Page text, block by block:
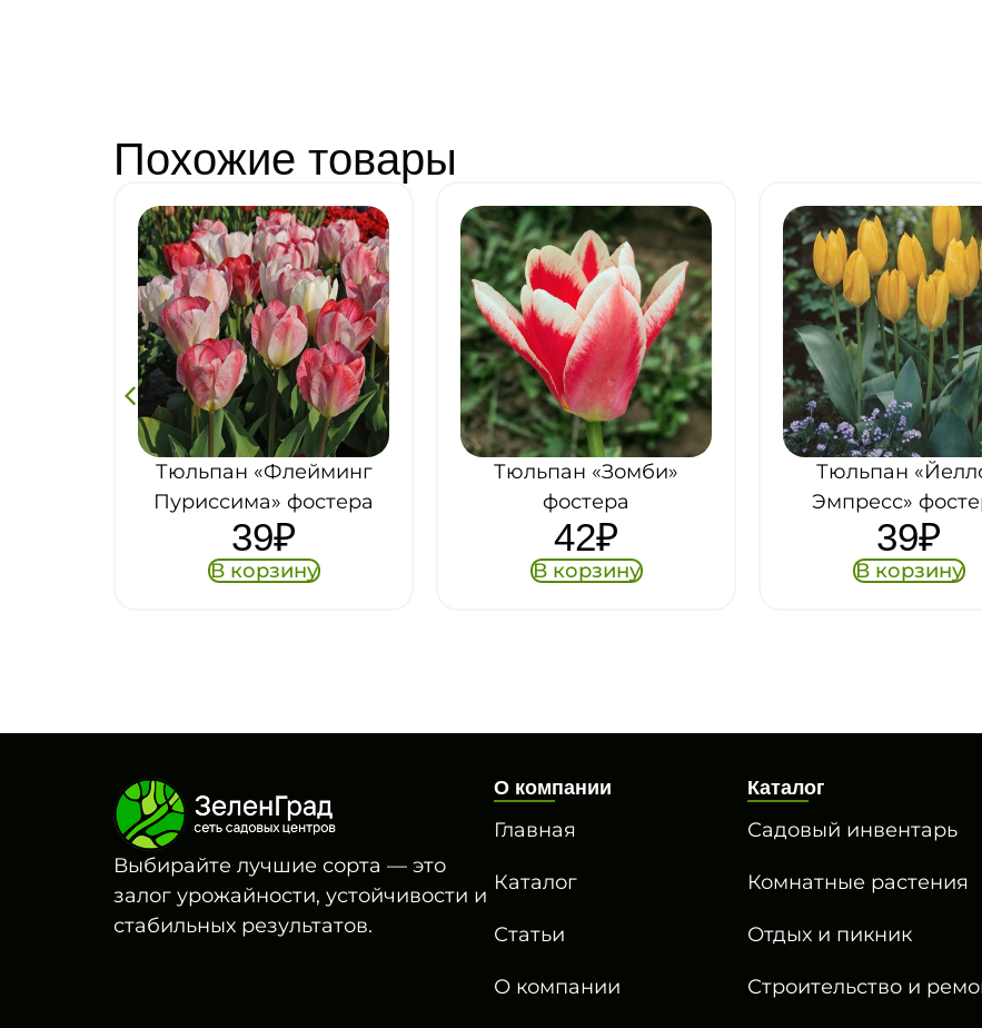
Похожие товары
Тюльпан «Зомби»
фостера
42₽
В корзину
Тюльпан «Йеллоу
Эмпресс» фостера
39₽
В корзину
Тюльпан
Хейн»
42₽
В корзину
Выбирайте лучшие сорта — это
залог урожайности, устойчивости и
стабильных результатов.
О компании
Главная
Каталог
Статьи
О компании
Каталог
Садовый инвентарь
Комнатные растения
Отдых и пикник
Строительство и